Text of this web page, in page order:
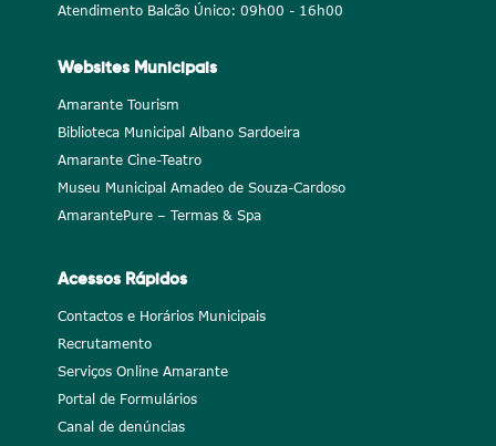
Atendimento Balcão Único: 09h00 - 16h00
Websites Municipais
Amarante Tourism
Biblioteca Municipal Albano Sardoeira
Amarante Cine-Teatro
Museu Municipal Amadeo de Souza-Cardoso
AmarantePure – Termas & Spa
Acessos Rápidos
Contactos e Horários Municipais
Recrutamento
Serviços Online Amarante
Portal de Formulários
Canal de denúncias